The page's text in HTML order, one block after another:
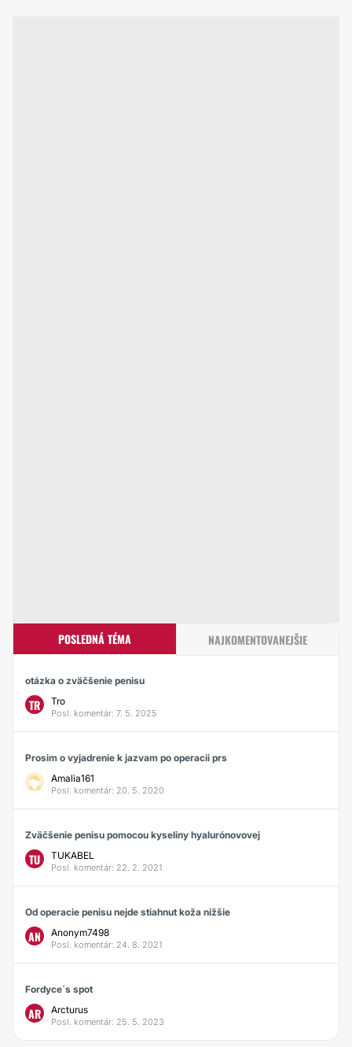
POSLEDNÁ TÉMA NAJKOMENTOVANEJŠIE
otázka o zväčšenie penisu
TR Tro
Posl. komentár: 7. 5. 2025
Prosim o vyjadrenie k jazvam po operacii prs
Amalia161
Posl. komentár: 20. 5. 2020
Zväčšenie penisu pomocou kyseliny hyalurónovovej
TU TUKABEL
Posl. komentár: 22. 2. 2021
Od operacie penisu nejde stiahnut koža nižšie
AN Anonym7498
Posl. komentár: 24. 8. 2021
Fordyce´s spot
AR Arcturus
Posl. komentár: 25. 5. 2023